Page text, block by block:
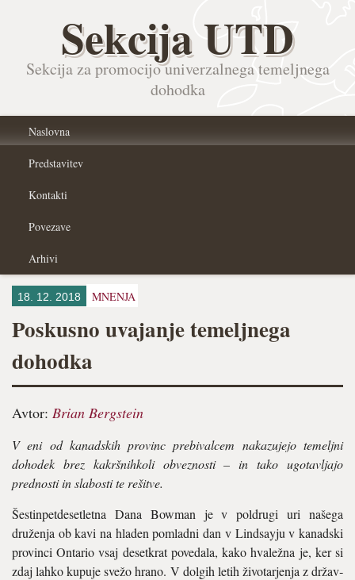
Sekcija UTD
Sekcija za promocijo univerzalnega temeljnega
dohodka
Naslovna
Predstavitev
Kontakti
Povezave
Arhivi
18. 12. 2018 MNENJA
Poskusno uvajanje temeljnega
dohodka
Avtor: Brian Bergstein
V eni od kanadskih provinc prebivalcem nakazujejo temeljni
dohodek brez kakršnihkoli obveznosti – in tako ugotavljajo
prednosti in slabosti te rešitve.
Šestinpetdesetletna Dana Bowman je v poldrugi uri našega
druženja ob kavi na hladen pomladni dan v Lindsayju v kanadski
provinci Ontario vsaj desetkrat povedala, kako hvaležna je, ker si
zdaj lahko kupuje svežo hrano. V dolgih letih životarjenja z držav­